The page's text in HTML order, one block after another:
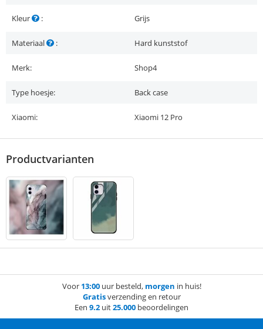
Kleur : Grijs
Materiaal : Hard kunststof
Merk: Shop4
Type hoesje: Back case
Xiaomi: Xiaomi 12 Pro
Productvarianten
Voor 13:00uur besteld, morgen in huis!
Gratisverzending en retour
Een 9.2 uit25.000 beoordelingen